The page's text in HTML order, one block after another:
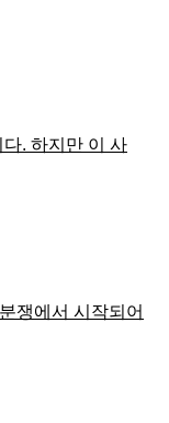
. 하지만 이 사
쟁에서 시작되어